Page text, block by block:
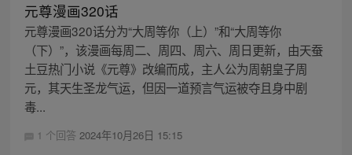
元尊漫画320话
元尊漫画320话分为“大周等你（上）”和“大周等你
（下）”，该漫画每周二、周四、周六、周日更新，由天蚕
土豆热门小说《元尊》改编而成，主人公为周朝皇子周
元，其天生圣龙气运，但因一道预言气运被夺且身中剧
毒...
1 个回答 2024年10月26日 15:15